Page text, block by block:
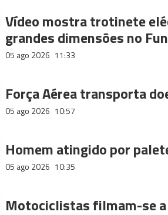
Vídeo mostra trotinete
grandes dimensões no
05 ago 2026 11:33
Força Aérea transporta
05 ago 2026 10:57
Homem atingido por
05 ago 2026 10:35
Motociclistas filmam-se